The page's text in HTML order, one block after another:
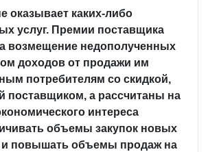
оказывает каких-либо
услуг. Премии поставщика
возмещение недополученных
доходов от продажи им
потребителям со скидкой,
поставщиком, а рассчитаны на
интереса
объемы закупок новых
и повышать объемы продаж на